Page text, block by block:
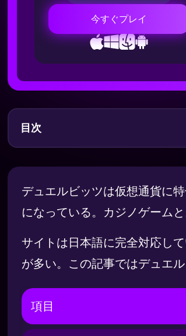
今すぐプレイ
目次
デュエルビッツの概要
入金方法
出金方法
ボーナスとプロモーショ
ゲーム情報
デュエルビッツは仮想通貨に
になっている。カジノゲーム
サイトは日本語に完全対応し
が多い。この記事ではデュエ
項目